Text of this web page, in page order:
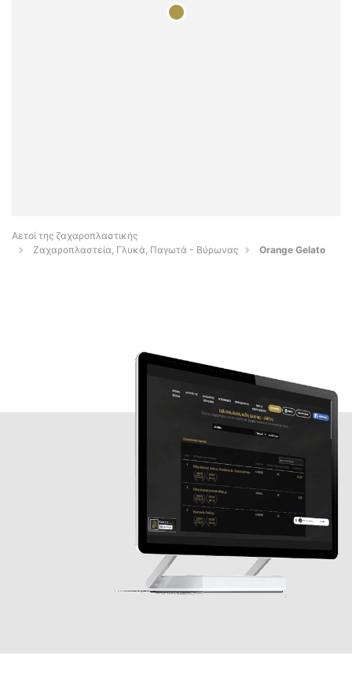
Αετοί της ζαχαροπλαστικής
Ζαχαροπλαστεία, Γλυκά, Παγωτά - Βύρωνας
Orange Gelato